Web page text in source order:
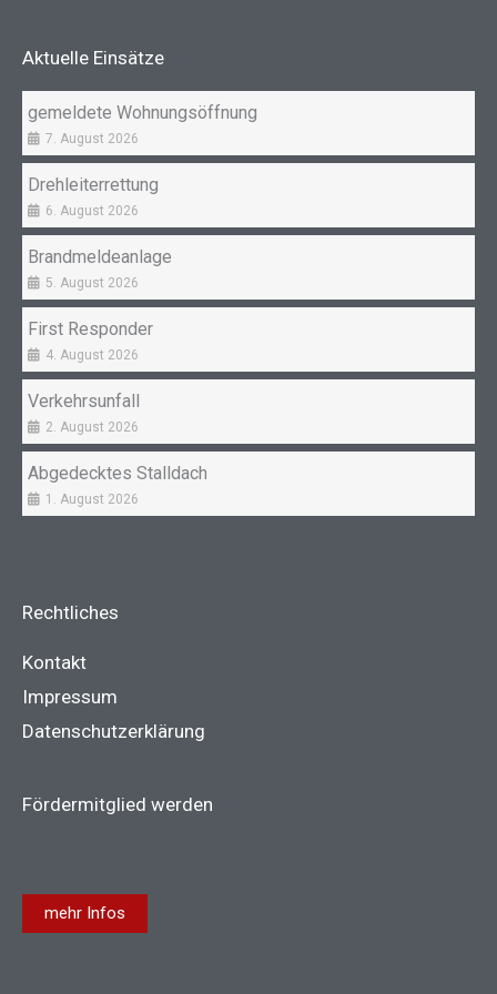
k
a
Aktuelle Einsätze
gemeldete Wohnungsöffnung
7. August 2026
Drehleiterrettung
6. August 2026
Brandmeldeanlage
5. August 2026
First Responder
4. August 2026
Verkehrsunfall
2. August 2026
Abgedecktes Stalldach
1. August 2026
Rechtliches
Kontakt
Impressum
Datenschutzerklärung
Fördermitglied werden
mehr Infos